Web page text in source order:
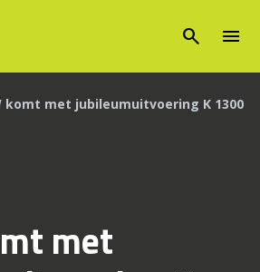
search menu
komt met jubileumuitvoering K 1300
met